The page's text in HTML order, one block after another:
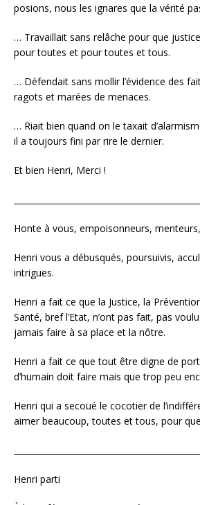
posions, nous les ignares que la vérité
… Travaillait sans relâche pour que
pour toutes et pour toutes et tous.
… Défendait sans mollir l’évidence des
ragots et marées de menaces.
… Riait bien quand on le taxait
il a toujours fini par rire le dernier.
Et bien Henri, Merci !
Honte à vous, empoisonneurs,
Henri vous a débusqués, poursuivis,
intrigues.
Henri a fait ce que la Justice, la
Santé, bref l’Etat, n’ont pas fait, pas
jamais faire à sa place et la nôtre.
Henri a fait ce que tout être digne de
d’humain doit faire mais que trop peu
Henri qui a secoué le cocotier de
aimer beaucoup, toutes et tous, pour
Henri parti